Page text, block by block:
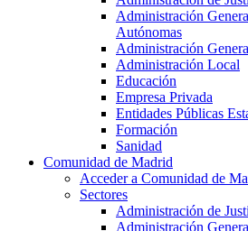
Administración
Autónomas
Administración
Administración Local
Educación
Empresa Privada
Entidades Públicas
Formación
Sanidad
Comunidad de Madrid
Acceder a Comunidad de
Sectores
Administración de
Administración